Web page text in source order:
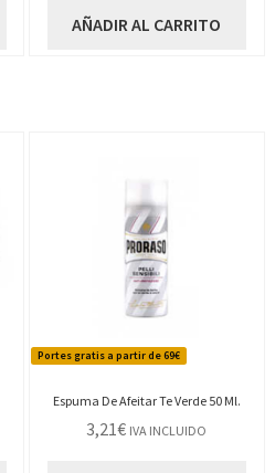
AÑADIR AL CARRITO
Portes gratis a partir de 69€
Espuma De Afeitar Te Verde 50 Ml.
3,21€ IVA INCLUIDO